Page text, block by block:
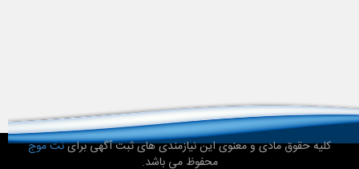
کلیه حقوق مادی و معنوی این نیازمندی های ثبت آگهی براینت موج
محفوظ می باشد.